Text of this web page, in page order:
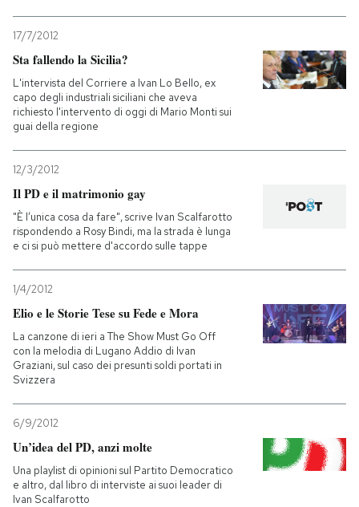
17/7/2012
Sta fallendo la Sicilia?
L'intervista del Corriere a Ivan Lo Bello, ex
capo degli industriali siciliani che aveva
richiesto l'intervento di oggi di Mario Monti sui
guai della regione
12/3/2012
Il PD e il matrimonio gay
"È l’unica cosa da fare", scrive Ivan Scalfarotto
rispondendo a Rosy Bindi, ma la strada è lunga
e ci si può mettere d'accordo sulle tappe
1/4/2012
Elio e le Storie Tese su Fede e Mora
La canzone di ieri a The Show Must Go Off
con la melodia di Lugano Addio di Ivan
Graziani, sul caso dei presunti soldi portati in
Svizzera
6/9/2012
Un’idea del PD, anzi molte
Una playlist di opinioni sul Partito Democratico
e altro, dal libro di interviste ai suoi leader di
Ivan Scalfarotto